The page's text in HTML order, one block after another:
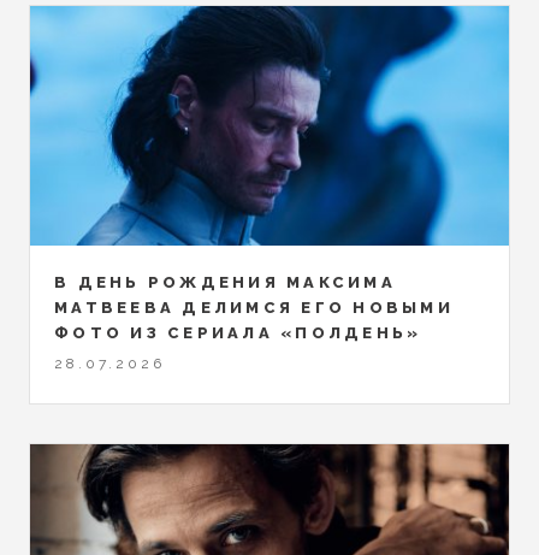
В ДЕНЬ РОЖДЕНИЯ МАКСИМА
МАТВЕЕВА ДЕЛИМСЯ ЕГО НОВЫМИ
ФОТО ИЗ СЕРИАЛА «ПОЛДЕНЬ»
28.07.2026